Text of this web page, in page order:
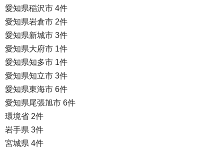
愛知県稲沢市 4件
愛知県岩倉市 2件
愛知県新城市 3件
愛知県大府市 1件
愛知県知多市 1件
愛知県知立市 3件
愛知県東海市 6件
愛知県尾張旭市 6件
環境省 2件
岩手県 3件
宮城県 4件